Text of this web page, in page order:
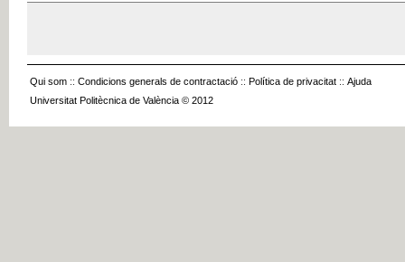
Qui som :: Condicions generals de contractació :: Política de privacitat :: Ajuda
Universitat Politècnica de València © 2012